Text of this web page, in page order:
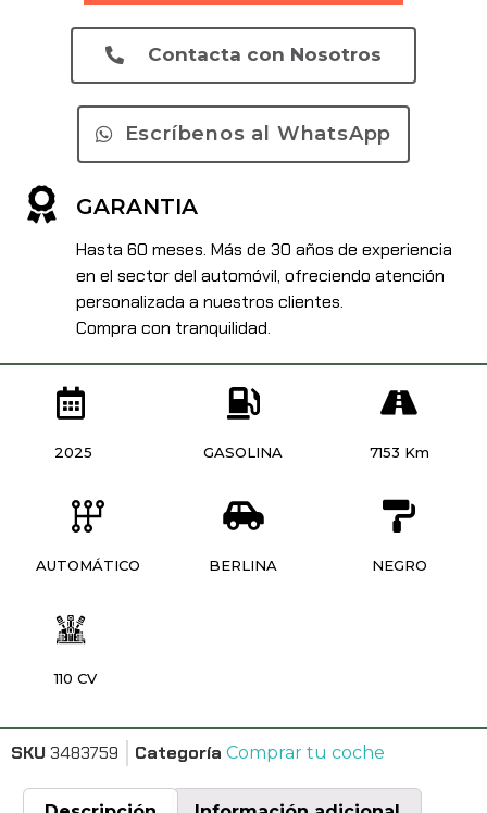
Contacta con Nosotros
Escríbenos al WhatsApp
GARANTIA
Hasta 60 meses. Más de 30 años de experiencia
en el sector del automóvil, ofreciendo atención
personalizada a nuestros clientes.
Compra con tranquilidad.
2025 GASOLINA 7153 Km
AUTOMÁTICO BERLINA NEGRO
110 CV
SKU 3483759 Categoría Comprar tu coche